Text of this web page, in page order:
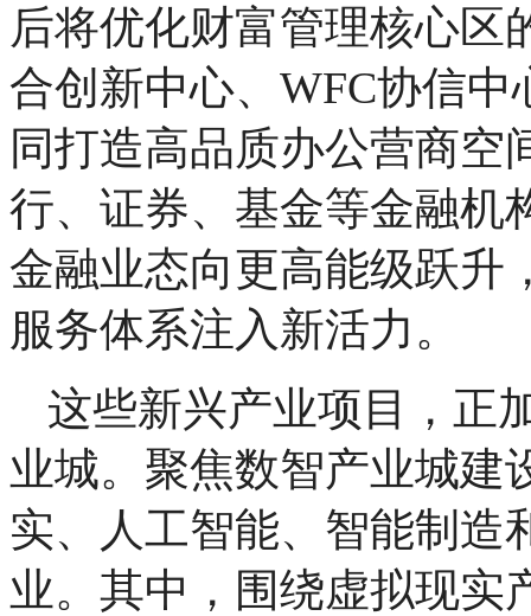
后将优化财富管理核心区
合创新中心、WFC协信
同打造高品质办公营商空
行、证券、基金等金融机
金融业态向更高能级跃升
服务体系注入新活力。
这些新兴产业项目，正
业城。聚焦数智产业城建
实、人工智能、智能制造
业。其中，围绕虚拟现实